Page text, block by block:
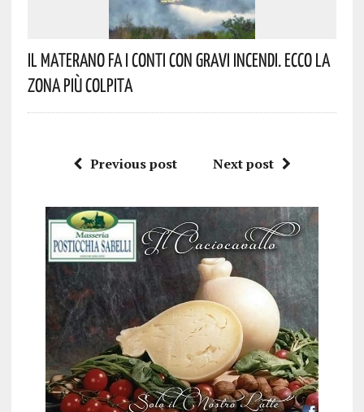
Il Materano Fa I Conti Con Gravi Incendi. Ecco La
Zona Più Colpita
Previous post Next post